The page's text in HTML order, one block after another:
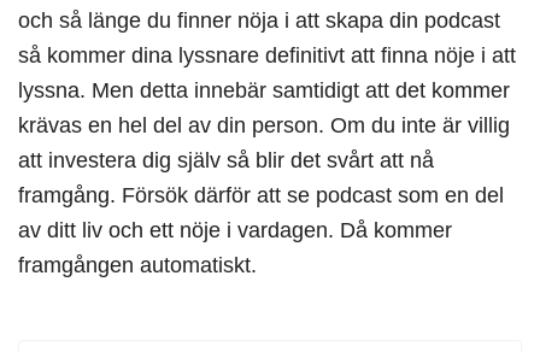
och så länge du finner nöja i att skapa din podcast
så kommer dina lyssnare definitivt att finna nöje i att
lyssna. Men detta innebär samtidigt att det kommer
krävas en hel del av din person. Om du inte är villig
att investera dig själv så blir det svårt att nå
framgång. Försök därför att se podcast som en del
av ditt liv och ett nöje i vardagen. Då kommer
framgången automatiskt.